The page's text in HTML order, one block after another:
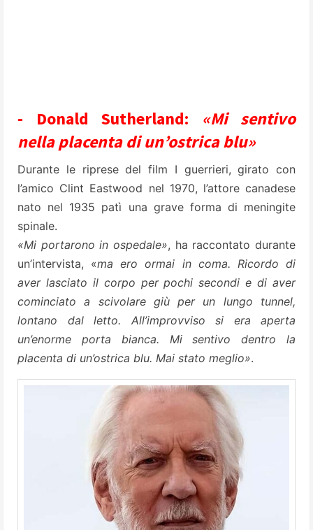
- Donald Sutherland: «Mi sentivo
nella placenta di un’ostrica blu»
Durante le riprese del film I guerrieri, girato con
l’amico Clint Eastwood nel 1970, l’attore canadese
nato nel 1935 patì una grave forma di meningite
spinale.
«Mi portarono in ospedale», ha raccontato durante
un’intervista, «ma ero ormai in coma. Ricordo di
aver lasciato il corpo per pochi secondi e di aver
cominciato a scivolare giù per un lungo tunnel,
lontano dal letto. All’improvviso si era aperta
un’enorme porta bianca. Mi sentivo dentro la
placenta di un’ostrica blu. Mai stato meglio».